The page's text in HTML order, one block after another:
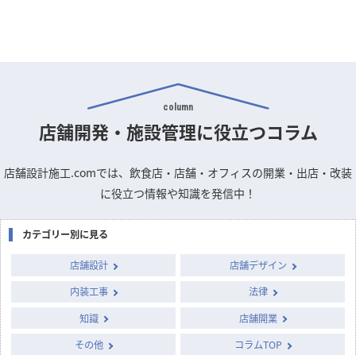
column
店舗開発・施設管理に役立つコラム
店舗設計施工.comでは、飲食店・店舗・オフィスの開業・出店・改装
に役立つ情報や知識を発信中！
カテゴリー別に見る
店舗設計
店舗デザイン
内装工事
法律
知識
店舗開業
その他
コラムTOP